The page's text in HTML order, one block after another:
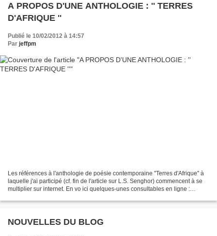
A PROPOS D'UNE ANTHOLOGIE : '' TERRES
D'AFRIQUE ''
Publié le 10/02/2012 à 14:57
Par jeffpm
Les références à l'anthologie de poésie contemporaine ''Terres d'Afrique'' à
laquelle j'ai participé (cf. fin de l'article sur L.S. Senghor) commencent à se
multiplier sur internet. En vo ici quelques-unes consultables en ligne :
NOUVELLES DU BLOG